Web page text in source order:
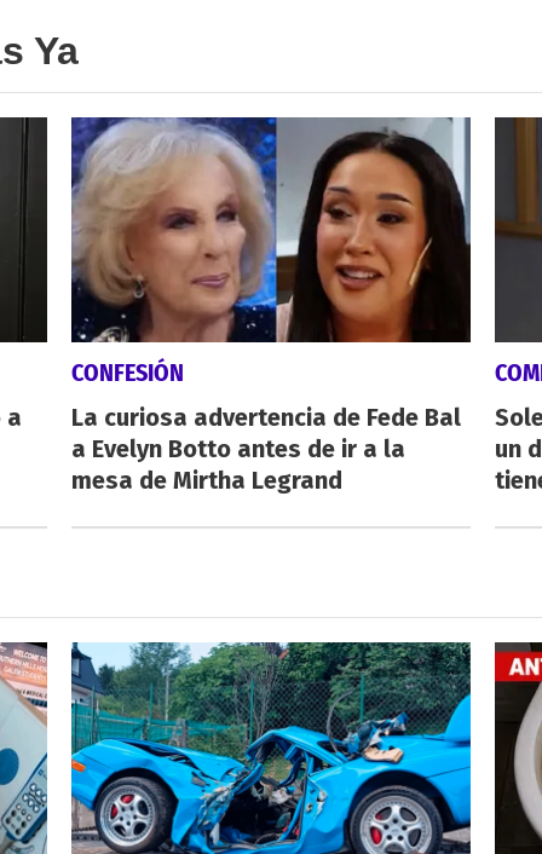
Ya
a
CONFESIÓN
La curiosa advertencia de Fede Bal
a Evelyn Botto antes de ir a la
mesa de Mirtha Legrand
un